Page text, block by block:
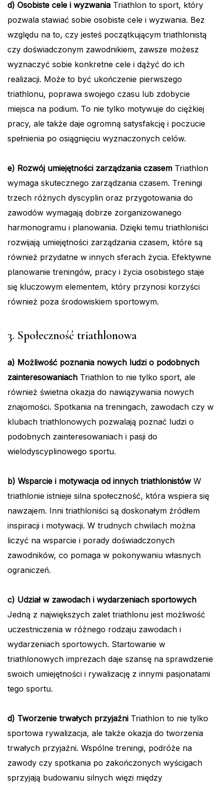
d) Osobiste cele i wyzwania Triathlon to sport, który
pozwala stawiać sobie osobiste cele i wyzwania. Bez
względu na to, czy jesteś początkującym triathlonistą
czy doświadczonym zawodnikiem, zawsze możesz
wyznaczyć sobie konkretne cele i dążyć do ich
realizacji. Może to być ukończenie pierwszego
triathlonu, poprawa swojego czasu lub zdobycie
miejsca na podium. To nie tylko motywuje do ciężkiej
pracy, ale także daje ogromną satysfakcję i poczucie
spełnienia po osiągnięciu wyznaczonych celów.
e) Rozwój umiejętności zarządzania czasem Triathlon
wymaga skutecznego zarządzania czasem. Treningi
trzech różnych dyscyplin oraz przygotowania do
zawodów wymagają dobrze zorganizowanego
harmonogramu i planowania. Dzięki temu triathloniści
rozwijają umiejętności zarządzania czasem, które są
również przydatne w innych sferach życia. Efektywne
planowanie treningów, pracy i życia osobistego staje
się kluczowym elementem, który przynosi korzyści
również poza środowiskiem sportowym.
3. Społeczność triathlonowa
a) Możliwość poznania nowych ludzi o podobnych
zainteresowaniach Triathlon to nie tylko sport, ale
również świetna okazja do nawiązywania nowych
znajomości. Spotkania na treningach, zawodach czy w
klubach triathlonowych pozwalają poznać ludzi o
podobnych zainteresowaniach i pasji do
wielodyscyplinowego sportu.
b) Wsparcie i motywacja od innych triathlonistówW
triathlonie istnieje silna społeczność, która wspiera się
nawzajem. Inni triathloniści są doskonałym źródłem
inspiracji i motywacji. W trudnych chwilach można
liczyć na wsparcie i porady doświadczonych
zawodników, co pomaga w pokonywaniu własnych
ograniczeń.
c) Udział w zawodach i wydarzeniach sportowych
Jedną z największych zalet triathlonu jest możliwość
uczestniczenia w różnego rodzaju zawodach i
wydarzeniach sportowych. Startowanie w
triathlonowych imprezach daje szansę na sprawdzenie
swoich umiejętności i rywalizację z innymi pasjonatami
tego sportu.
d) Tworzenie trwałych przyjaźni Triathlon to nie tylko
sportowa rywalizacja, ale także okazja do tworzenia
trwałych przyjaźni. Wspólne treningi, podróże na
zawody czy spotkania po zakończonych wyścigach
sprzyjają budowaniu silnych więzi między